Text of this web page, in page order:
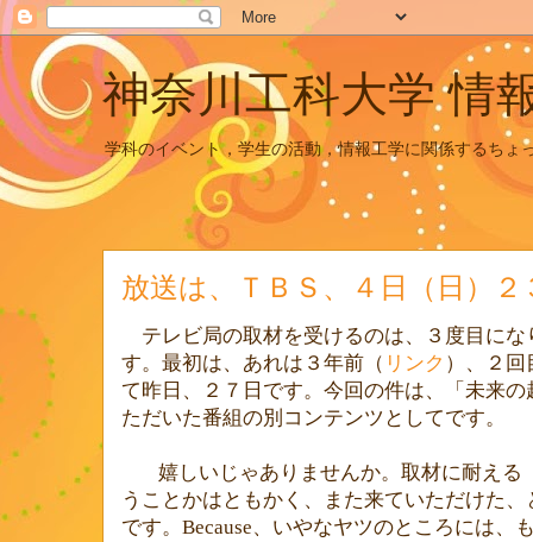
神奈川工科大学 情
学科のイベント，学生の活動，情報工学に関係するちょ
放送は、ＴＢＳ、４日（日）
テレビ局の取材を受けるのは、３度目にな
す。最初は、あれは３年前（ リンク ）、２回
て昨日、２７日です。今回の件は、「未来
ただいた番組の別コンテンツとしてです。
嬉しいじゃありませんか。取材に耐える
うことかはともかく、また来ていただけた
です。 Because、いやなヤツのところには、